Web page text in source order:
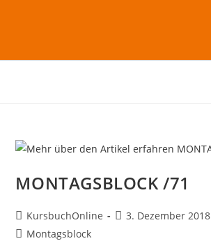
MONTAGSBLOCK /71
KursbuchOnline
3. Dezember 2018
Montagsblock